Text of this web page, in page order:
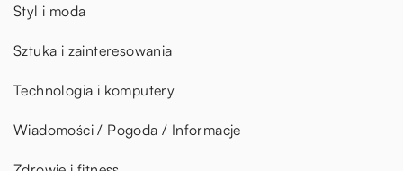
Styl i moda
Sztuka i zainteresowania
Technologia i komputery
Wiadomości / Pogoda / Informacje